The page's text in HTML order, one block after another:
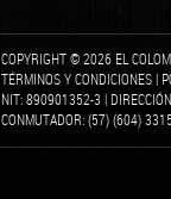
COPYRIGHT © 2026 EL
TÉRMINOS Y CONDICIONES |
NIT: 890901352-3 |
CONMUTADOR: (57) (604)